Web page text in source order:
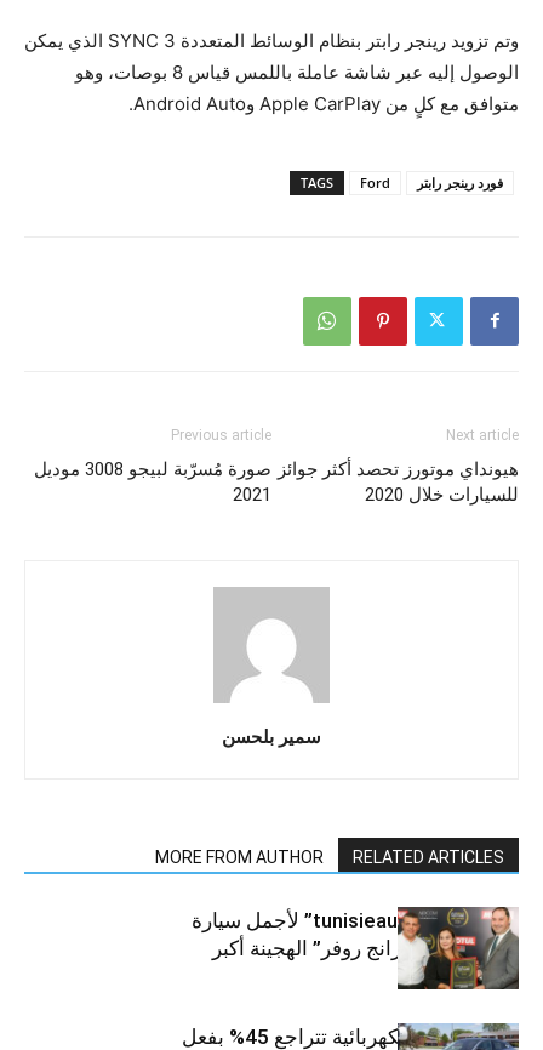
وتم تزويد رينجر رابتر بنظام الوسائط المتعددة SYNC 3 الذي يمكن
الوصول إليه عبر شاشة عاملة باللمس قياس 8 بوصات، وهو
متوافق مع كلٍ من Apple CarPlay وAndroid Auto.
TAGS Ford فورد رينجر رابتر
Previous article
صورة مُسرّبة لبيجو 3008 موديل
2021
Next article
هيونداي موتورز تحصد أكثر جوائز
للسيارات خلال 2020
سمير بلحسن
RELATED ARTICLES
MORE FROM AUTHOR
مسابقة “tunisieauto.tn” لأجمل سيارة
لسنة 2023 : “رانج روفر” الهجينة أكبر
الفائزين
مبيعات فورد الكهربائية تتراجع 45% بفعل